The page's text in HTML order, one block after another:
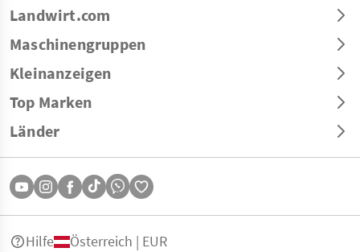
Landwirt.com
Maschinengruppen
Kleinanzeigen
Top Marken
Länder
Hilfe Österreich | EUR